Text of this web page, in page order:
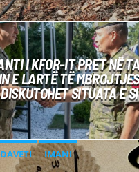
I KFOR-IT PRET NË
E LARTË TË
SITUATA E
IMANI